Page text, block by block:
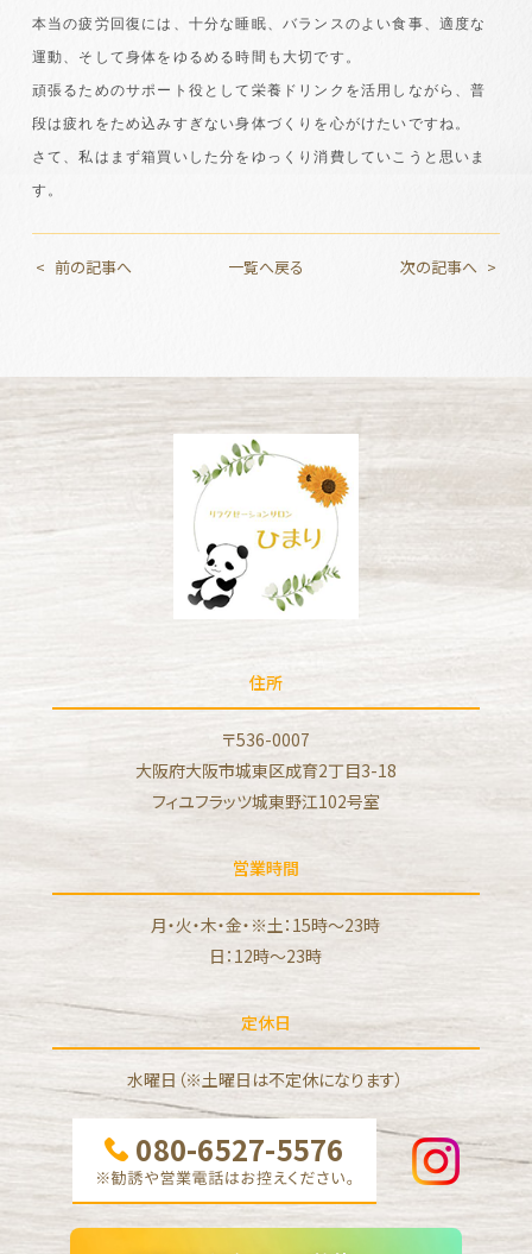
本当の疲労回復には、十分な睡眠、バランスのよい食事、適度な
運動、そして身体をゆるめる時間も大切です。
頑張るためのサポート役として栄養ドリンクを活用しながら、普
段は疲れをため込みすぎない身体づくりを心がけたいですね。
さて、私はまず箱買いした分をゆっくり消費していこうと思いま
す。
前の記事へ 一覧へ戻る 次の記事へ
住所
〒536-0007
大阪府大阪市城東区成育2丁目3-18
フィユフラッツ城東野江102号室
営業時間
月・火・木・金・※土：15時～23時
日：12時〜23時
定休日
水曜日（※土曜日は不定休になります）
080-6527-5576